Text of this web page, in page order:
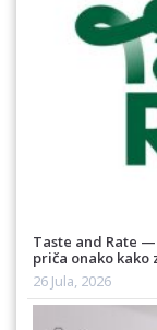
Taste and Rate
priča onako kako
26 Jula, 2026